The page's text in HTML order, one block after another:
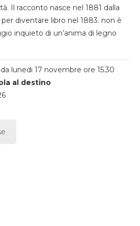
Il racconto nasce nel 1881 dalla
diventare libro nel 1883. non è
inquieto di un’anima di legno
lunedi 17 novembre ore 15.30
al destino